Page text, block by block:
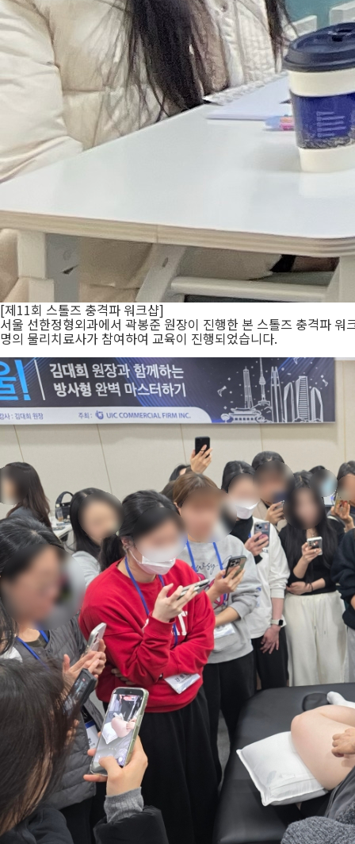
[제11회 스톨즈 충격파 워크샵]
서울 선한정형외과에서 곽봉준 원장이 진행한 본 스톨즈 충격파
명의 물리치료사가 참여하여 교육이 진행되었습니다.